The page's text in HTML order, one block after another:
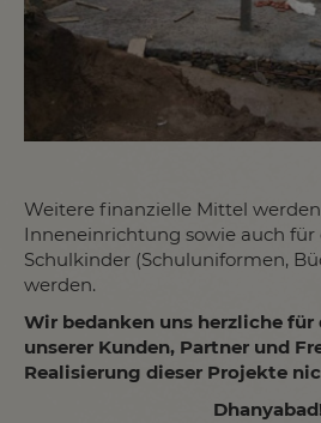
Weitere finanzielle Mittel
Inneneinrichtung sowie auch
Schulkinder (Schuluniformen,
werden.
Wir bedanken uns herzliche
unserer Kunden, Partner und
Realisierung dieser Projekte